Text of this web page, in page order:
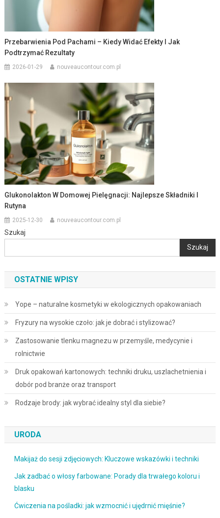
Przebarwienia Pod Pachami – Kiedy Widać Efekty I Jak
Podtrzymać Rezultaty
2026-01-29 nouveaucontour.com.pl
Glukonolakton W Domowej Pielęgnacji: Najlepsze Składniki I
Rutyna
2025-12-30 nouveaucontour.com.pl
Szukaj
Szukaj
OSTATNIE WPISY
Yope – naturalne kosmetyki w ekologicznych opakowaniach
Fryzury na wysokie czoło: jak je dobrać i stylizować?
Zastosowanie tlenku magnezu w przemyśle, medycynie i
rolnictwie
Druk opakowań kartonowych: techniki druku, uszlachetnienia i
dobór pod branże oraz transport
Rodzaje brody: jak wybrać idealny styl dla siebie?
URODA
Makijaż do sesji zdjęciowych: Kluczowe wskazówki i techniki
Jak zadbać o włosy farbowane: Porady dla trwałego koloru i
blasku
Ćwiczenia na pośladki: jak wzmocnić i ujędrnić mięśnie?